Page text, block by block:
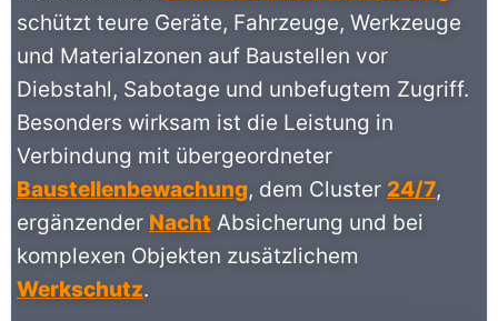
schützt teure Geräte, Fahrzeuge, Werkzeuge
und Materialzonen auf Baustellen vor
Diebstahl, Sabotage und unbefugtem Zugriff.
Besonders wirksam ist die Leistung in
Verbindung mit übergeordneter
Baustellenbewachung, dem Cluster 24/7,
ergänzender Nacht Absicherung und bei
komplexen Objekten zusätzlichem
Werkschutz.